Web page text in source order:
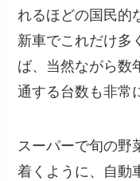
れるほどの国民的
新車でこれだけ多
ば、当然ながら数
通する台数も非常
スーパーで旬の野
着くように、自動